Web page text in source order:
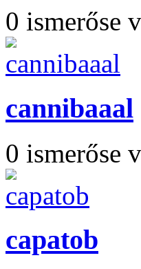
0 ismerőse
cannibaaal
0 ismerőse
capatob